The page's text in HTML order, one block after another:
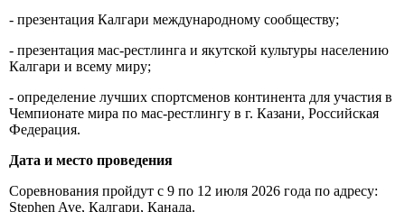
- презентация Калгари международному сообществу;
- презентация мас-рестлинга и якутской культуры населению
Калгари и всему миру;
- определение лучших спортсменов континента для участия в
Чемпионате мира по мас-рестлингу в г. Казани, Российская
Федерация.
Дата и место проведения
Соревнования пройдут с 9 по 12 июля 2026 года по адресу:
Stephen Ave, Калгари, Канада.